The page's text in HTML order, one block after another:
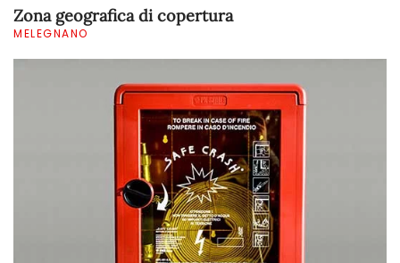
Zona geografica di copertura
MELEGNANO